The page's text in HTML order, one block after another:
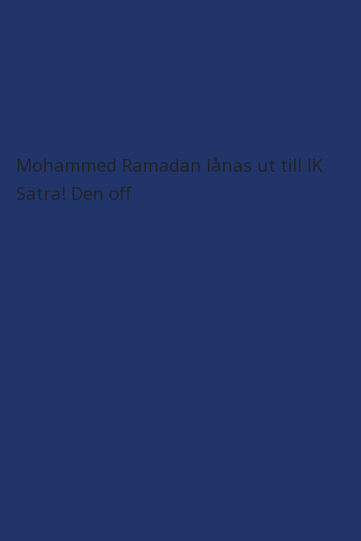
Mohammed Ramadan lånas ut till IK
Sätra! Den off